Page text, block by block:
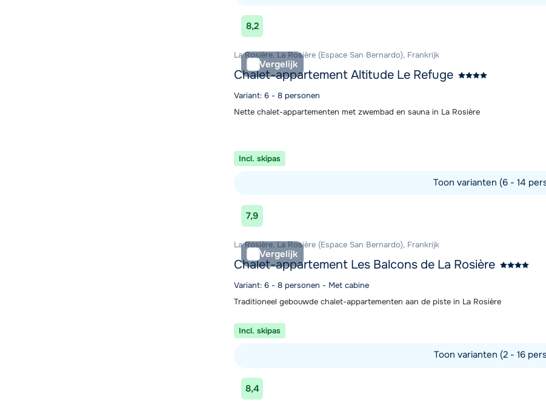
Bekijk accommodatie
8,2
Vergelijk
La Rosière, La Rosière (Espace San Bernardo), Frankrijk
Chalet-appartement Altitude Le Refuge
Variant: 6 - 8 personen
Nette chalet-appartementen met zwembad en sauna in La Rosière
Incl. skipas
Toon varianten (6 - 14
Bekijk accommodatie
7,9
Vergelijk
La Rosière, La Rosière (Espace San Bernardo), Frankrijk
Chalet-appartement Les Balcons de La Rosière
Variant: 6 - 8 personen - Met cabine
Traditioneel gebouwde chalet-appartementen aan de piste in La Rosière
Incl. skipas
Toon varianten (2 - 16
Bekijk accommodatie
8,4